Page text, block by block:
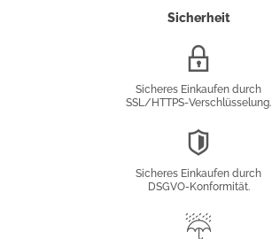
Sicherheit
Sicheres Einkaufen durch
SSL/HTTPS-Verschlüsselung.
Sicheres Einkaufen durch
DSGVO-Konformität.